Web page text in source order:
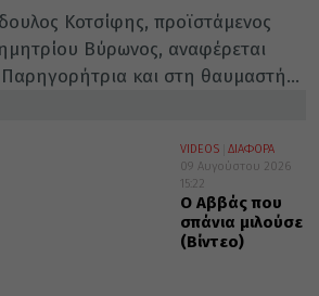
Κοτσίφης, προϊστάμενος
Βύρωνος, αναφέρεται
και στη θαυμαστή...
VIDEOS
ΔΙΑΦΟΡΑ
09 Αυγούστου 2026
15:22
Ο Αββάς που
σπάνια μιλούσε
(Βίντεο)